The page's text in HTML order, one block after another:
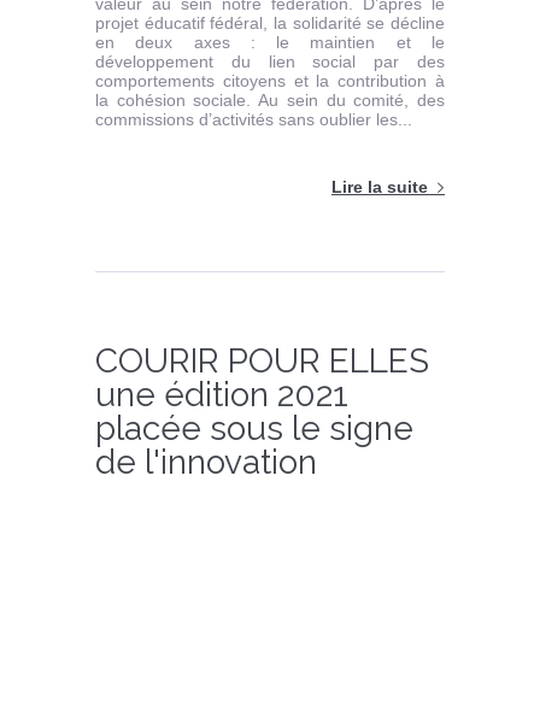
valeur au sein notre fédération. D’après le
projet éducatif fédéral, la solidarité se décline
en deux axes : le maintien et le
développement du lien social par des
comportements citoyens et la contribution à
la cohésion sociale. Au sein du comité, des
commissions d’activités sans oublier les...
Lire la suite
COURIR POUR ELLES
une édition 2021
placée sous le signe
de l'innovation